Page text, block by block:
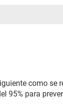
como se
95% para